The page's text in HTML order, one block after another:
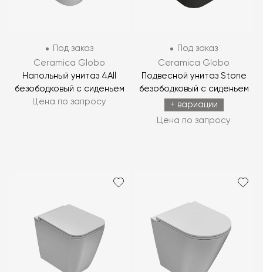
Под заказ
Ceramica Globo
Напольный унитаз 4All
безободковый с сиденьем
Цена по запросу
Под заказ
Ceramica Globo
Подвесной унитаз Stone
безободковый с сиденьем
+ вариации
Цена по запросу